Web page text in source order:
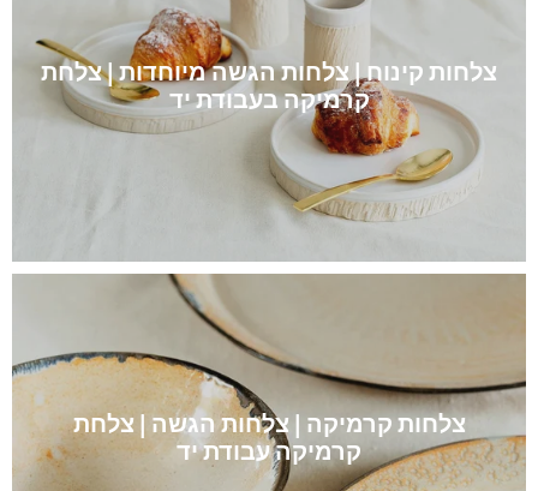
צלחות קינוח | צלחות הגשה מיוחדות | צלחת
קרמיקה בעבודת יד
צלחות קרמיקה | צלחות הגשה | צלחת
קרמיקה עבודת יד